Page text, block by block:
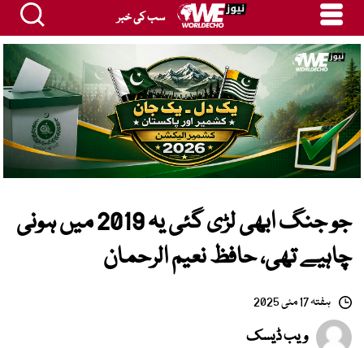
سب کی خبر
جو جنگ ابھی لڑی گئی یہ 2019 میں ہونی
چاہیے تھی، حافظ نعیم الرحمان
ہفتہ 17 مئی 2025
ویب ڈیسک